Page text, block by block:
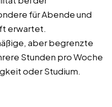
für Abende und
erwartet.
aber begrenzte
Stunden pro Woche
oder Studium.